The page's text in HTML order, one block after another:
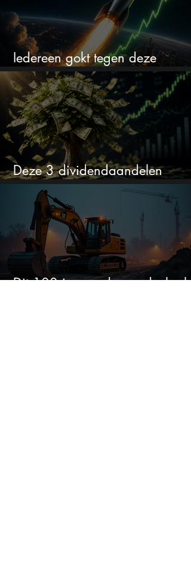
Iedereen gokt tegen deze
aandelen. Ik zou er juist 2
Deze 3 dividendaandelen
kunnen binnenkort flink stijgen
Dit 100 jaar oude aandeel